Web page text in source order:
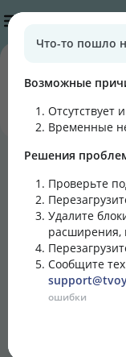
0
Подписаться
Блог Лента
Что-то пошло
Возможные
Отсутствует
Временные
Решения
Проверьте
Удалите
расширения,
Сообщите
ошибки